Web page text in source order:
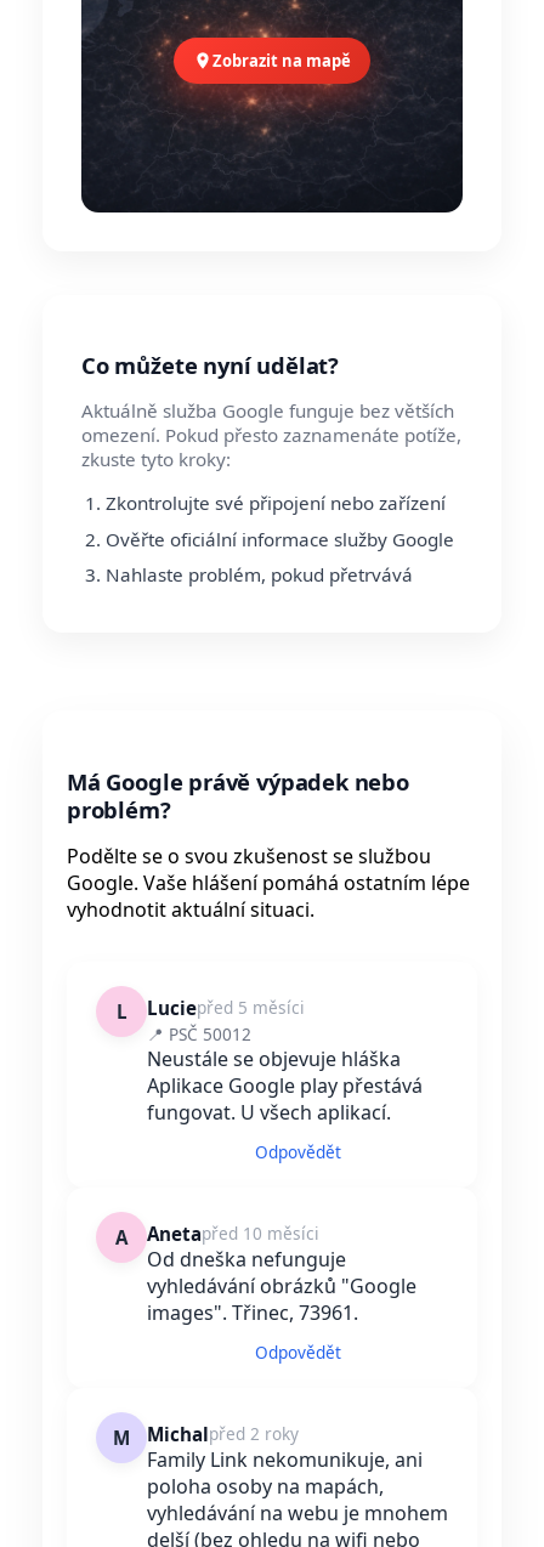
Zobrazit na mapě
Co můžete nyní udělat?
Aktuálně služba Google funguje bez větších
omezení. Pokud přesto zaznamenáte potíže,
zkuste tyto kroky:
Zkontrolujte své připojení nebo zařízení
Ověřte oficiální informace služby Google
Nahlaste problém, pokud přetrvává
Má Google právě výpadek nebo
problém?
Podělte se o svou zkušenost se službou
Google. Vaše hlášení pomáhá ostatním lépe
vyhodnotit aktuální situaci.
L Luciepřed 5 měsíci
📍 PSČ 50012
Neustále se objevuje hláška
Aplikace Google play přestává
fungovat. U všech aplikací.
Odpovědět
A Anetapřed 10 měsíci
Od dneška nefunguje
vyhledávání obrázků "Google
images". Třinec, 73961.
Odpovědět
M Michalpřed 2 roky
Family Link nekomunikuje, ani
poloha osoby na mapách,
vyhledávání na webu je mnohem
delší (bez ohledu na wifi nebo